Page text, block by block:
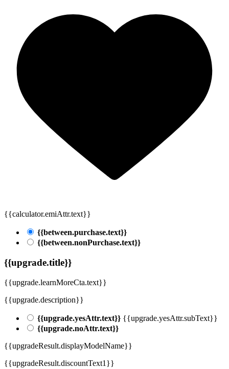
{{calculator.emiAttr.text}}
{{between.purchase.text}}
{{between.nonPurchase.text}}
{{upgrade.title}}
{{upgrade.learnMoreCta.text}}
{{upgrade.description}}
{{upgrade.yesAttr.text}} {{upgrade.yesAttr.subText}}
{{upgrade.noAttr.text}}
{{upgradeResult.displayModelName}}
{{upgradeResult.discountText1}}